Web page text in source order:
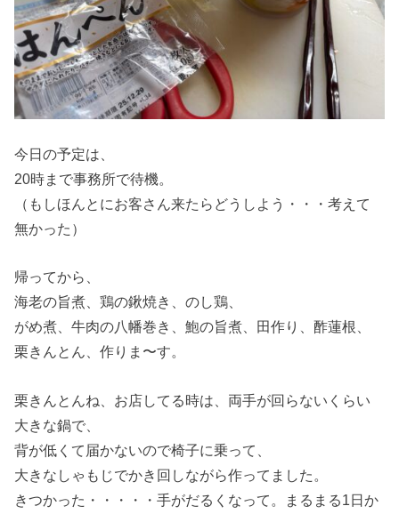
今日の予定は、
20時まで事務所で待機。
（もしほんとにお客さん来たらどうしよう・・・考えて
無かった）
帰ってから、
海老の旨煮、鶏の鍬焼き、のし鶏、
がめ煮、牛肉の八幡巻き、鮑の旨煮、田作り、酢蓮根、
栗きんとん、作りま〜す。
栗きんとんね、お店してる時は、両手が回らないくらい
大きな鍋で、
背が低くて届かないので椅子に乗って、
大きなしゃもじでかき回しながら作ってました。
きつかった・・・・・手がだるくなって。まるまる1日か